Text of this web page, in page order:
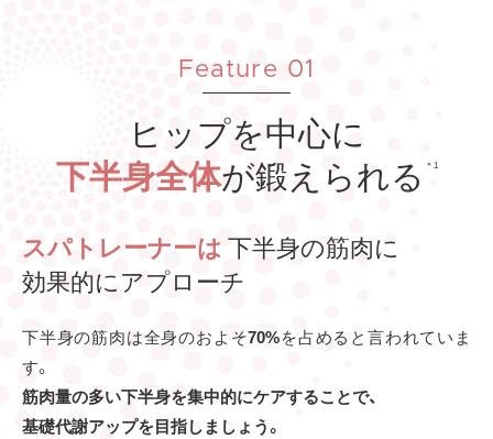
Feature 01
ヒップを中心に
下半身全体が鍛えられる ＊1
スパトレーナーは下半身の筋肉に
効果的にアプローチ
下半身の筋肉は全身のおよそ70%を占めると言われていま
す。
筋肉量の多い下半身を集中的にケアすることで、
基礎代謝アップを目指しましょう。